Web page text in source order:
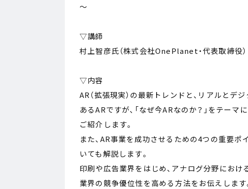
～
▽講師
村上智彦氏（株式会社OnePlanet・代表取締役）
▽内容
AR（拡張現実）の最新トレンドと、リアルと
あるARですが、「なぜ今ARなのか？」をテー
ご紹介します。
また、AR事業を成功させるための4つの重要ポ
いても解説します。
印刷や広告業界をはじめ、アナログ分野にお
業界の競争優位性を高める方法をお伝えしま